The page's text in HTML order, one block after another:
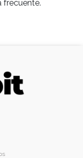
frecuente.